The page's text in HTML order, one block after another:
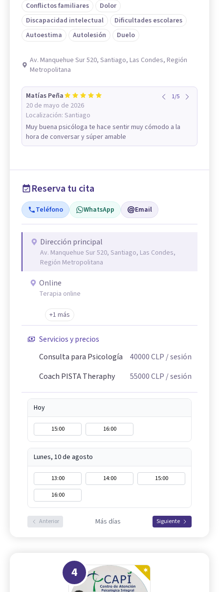
Conflictos familiares
Dolor
Discapacidad intelectual
Dificultades escolares
Autoestima
Autolesión Duelo
Av. Manquehue Sur 520, Santiago, Las Condes, Región
Metropolitana
Matías Peña
20 de mayo de 2026
Localización: Santiago
1/5
Muy buena psicóloga te hace sentir muy cómodo a la
hora de conversar y súper amable
Reserva tu cita
Teléfono WhatsApp Email
Dirección principal
Av. Manquehue Sur 520, Santiago, Las Condes,
Región Metropolitana
Online
Terapia online
+1 más
Servicios y precios
Consulta para Psicología
40000CLP / sesión
Coach PISTA Theraphy
55000CLP / sesión
Hoy
15:00 16:00
Lunes, 10 de agosto
13:00 14:00
15:00
16:00
Anterior Más días Siguiente
4